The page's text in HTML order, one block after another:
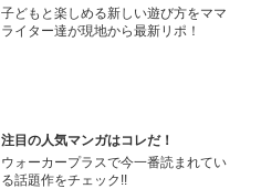
子どもと楽しめる新しい遊び方をママ
ライター達が現地から最新リポ！
注目の人気マンガはコレだ！
ウォーカープラスで今一番読まれてい
る話題作をチェック!!